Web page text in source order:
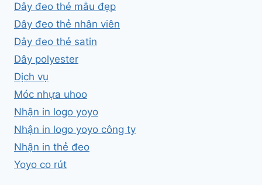
Dây đeo thẻ mẫu đẹp
Dây đeo thẻ nhân viên
Dây đeo thẻ satin
Dây polyester
Dịch vụ
Móc nhựa uhoo
Nhận in logo yoyo
Nhận in logo yoyo công ty
Nhận in thẻ đeo
Yoyo co rút